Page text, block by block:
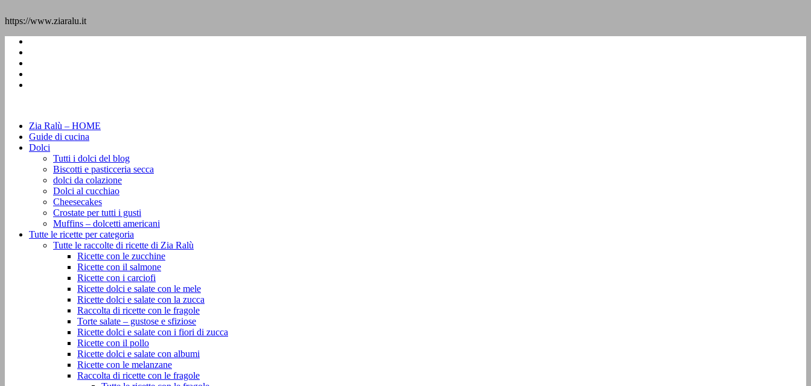
https://www.ziaralu.it
Zia Ralù – HOME
Guide di cucina
Dolci
Tutti i dolci del blog
Biscotti e pasticceria secca
dolci da colazione
Dolci al cucchiao
Cheesecakes
Crostate per tutti i gusti
Muffins – dolcetti americani
Tutte le ricette per categoria
Tutte le raccolte di ricette di Zia Ralù
Ricette con le zucchine
Ricette con il salmone
Ricette con i carciofi
Ricette dolci e salate con le mele
Ricette dolci e salate con la zucca
Raccolta di ricette con le fragole
Torte salate – gustose e sfiziose
Ricette dolci e salate con i fiori di zucca
Ricette con il pollo
Ricette dolci e salate con albumi
Ricette con le melanzane
Raccolta di ricette con le fragole